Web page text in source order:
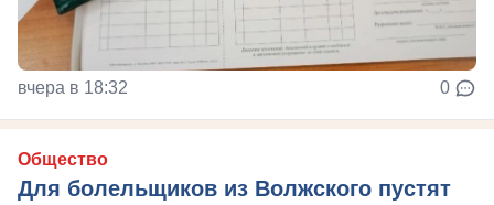
вчера в 18:32 0
Общество
Для болельщиков из Волжского пустят